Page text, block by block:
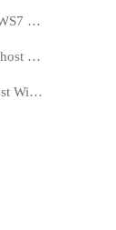
新电脑公司系统 WINDOWS7 X32位 装机旗舰版下载 V2021.07
新神州笔记本专用系统 Ghost win7 x64 装机稳定版 V2021.07
新版台式机专用系统 Ghost Win10 32位 旗舰版 V2021.07